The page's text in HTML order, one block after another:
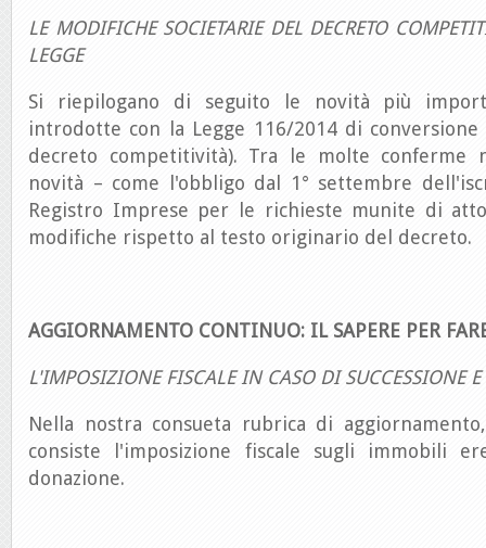
LE MODIFICHE SOCIETARIE DEL DECRETO
LEGGE
Si riepilogano di seguito le novità più
introdotte con la Legge 116/2014 di conversione
decreto competitività). Tra le molte conferme
novità – come l'obbligo dal 1° settembre
Registro Imprese per le richieste munite di
modifiche rispetto al testo originario del decreto.
AGGIORNAMENTO CONTINUO: IL SAPERE PER
L'IMPOSIZIONE FISCALE IN CASO DI SUCCESSIONE
Nella nostra consueta rubrica di
consiste l'imposizione fiscale sugli immobili
donazione.